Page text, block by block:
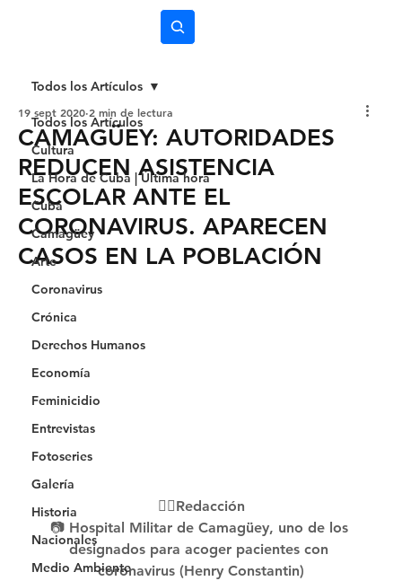
Todos los Artículos
Cultura
La Hora de Cuba | Última hora
Cuba
Camagüey
Arte
Coronavirus
Crónica
Derechos Humanos
Economía
Feminicidio
Entrevistas
Fotoseries
Galería
Historia
Nacionales
Medio Ambiente
Todos los Artículos
CAMAGÜEY: AUTORIDADES
REDUCEN ASISTENCIA
ESCOLAR ANTE EL
CORONAVIRUS. APARECEN
CASOS EN LA POBLACIÓN
19 sept 2020 2 min de lectura
✍🏻Redacción
📷 Hospital Militar de Camagüey, uno de los
designados para acoger pacientes con
coronavirus (Henry Constantin)